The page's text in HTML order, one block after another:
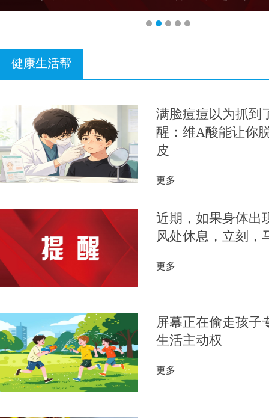
健康生活帮
满脸痘痘以为抓到
醒：维A酸能让你
皮
更多
近期，如果身体出
风处休息，立刻，
更多
屏幕正在偷走孩子
生活主动权
更多